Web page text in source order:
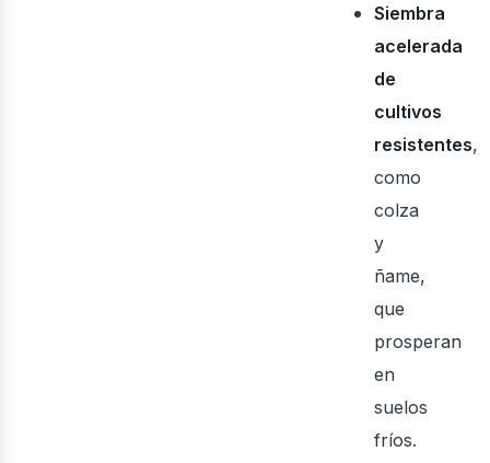
Siembra
acelerada
de
cultivos
resistentes,
como
colza
y
ñame,
que
prosperan
en
suelos
fríos.